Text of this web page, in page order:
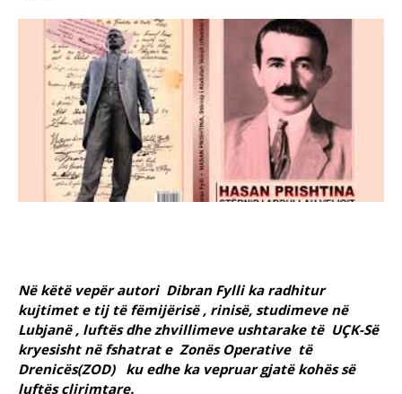
Në këtë vepër autori Dibran Fylli ka radhitur
kujtimet e tij të fëmijërisë , rinisë, studimeve në
Lubjanë , luftës dhe zhvillimeve ushtarake të UÇK-Së
kryesisht në fshatrat e Zonës Operative të
Drenicës(ZOD) ku edhe ka vepruar gjatë kohës së
luftës çlirimtare.